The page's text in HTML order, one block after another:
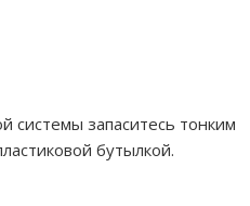
системы запаситесь тонким
бутылкой.